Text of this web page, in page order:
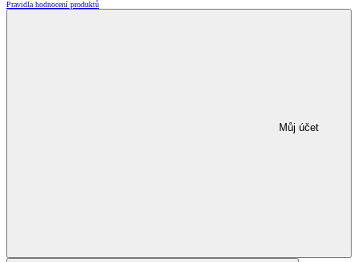
Pravidla hodnocení produktů
Můj účet